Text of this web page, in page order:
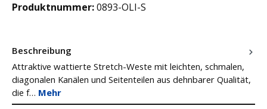
Produktnummer:0893-OLI-S
Beschreibung
Attraktive wattierte Stretch-Weste mit leichten, schmalen,
diagonalen Kanälen und Seitenteilen aus dehnbarer Qualität,
die f… Mehr